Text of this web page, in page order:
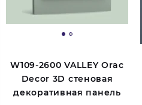
W109-2600 VALLEY Orac
Decor 3D стеновая
декоративная панель